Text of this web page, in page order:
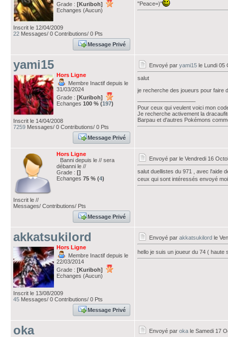
Grade : [Kuriboh]
Echanges (Aucun)
Inscrit le 12/04/2009
22 Messages/ 0 Contributions/ 0 Pts
Message Privé
"Peace=)"
yami15
Hors Ligne
Membre Inactif depuis le
31/03/2024
Grade : [Kuriboh]
Echanges 100 % (197)
Inscrit le 14/04/2008
7259 Messages/ 0 Contributions/ 0 Pts
Message Privé
Envoyé par yami15 le Lundi 05
salut
je recherche des joueurs pour faire
Pour ceux qui veulent voici mon
Je recherche activement la
Barpau et d'autres Pokémons
Hors Ligne
Banni depuis le // sera
débanni le //
Grade : []
Echanges 75 % (4)
Inscrit le //
Messages/ Contributions/ Pts
Message Privé
Envoyé par le Vendredi 16
salut duellistes du 971 , avec l'aide
ceux qui sont intéressés envoyé
akkatsukilord
Hors Ligne
Membre Inactif depuis le
22/03/2014
Grade : [Kuriboh]
Echanges (Aucun)
Inscrit le 13/08/2009
45 Messages/ 0 Contributions/ 0 Pts
Message Privé
Envoyé par akkatsukilord le
hello je suis un joueur du 74 ( haute
oka Envoyé par oka le Samedi 17